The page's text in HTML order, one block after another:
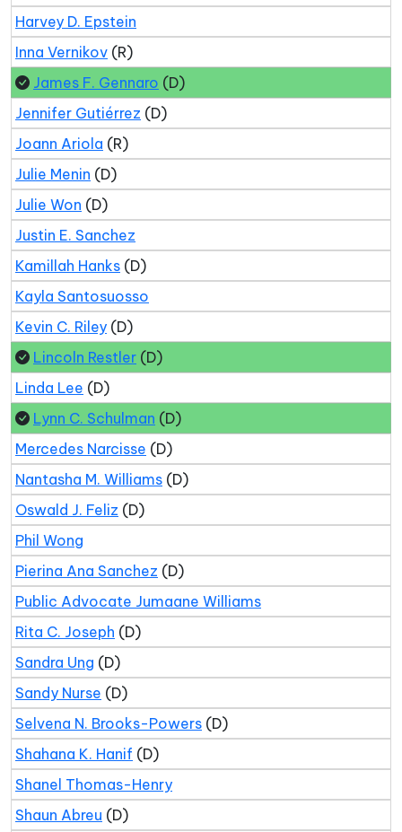
Harvey D. Epstein
Inna Vernikov (R)
James F. Gennaro (D)
Jennifer Gutiérrez (D)
Joann Ariola (R)
Julie Menin (D)
Julie Won (D)
Justin E. Sanchez
Kamillah Hanks (D)
Kayla Santosuosso
Kevin C. Riley (D)
Lincoln Restler (D)
Linda Lee (D)
Lynn C. Schulman (D)
Mercedes Narcisse (D)
Nantasha M. Williams (D)
Oswald J. Feliz (D)
Phil Wong
Pierina Ana Sanchez (D)
Public Advocate Jumaane Williams
Rita C. Joseph (D)
Sandra Ung (D)
Sandy Nurse (D)
Selvena N. Brooks-Powers (D)
Shahana K. Hanif (D)
Shanel Thomas-Henry
Shaun Abreu (D)